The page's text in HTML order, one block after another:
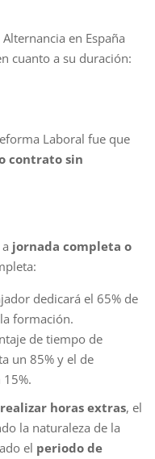
en España
cuanto a su duración:
Laboral fue que
contrato sin
jornada completa o
dedicará el 65% de
formación.
de tiempo de
un 85% y el de
horas extras, el
la naturaleza de la
el periodo de